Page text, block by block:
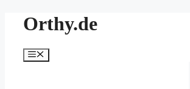
InhaltOrthy.de
Menü